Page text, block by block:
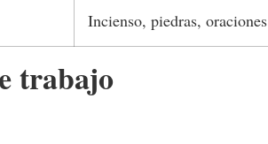
Incienso, piedras, oraciones
trabajo